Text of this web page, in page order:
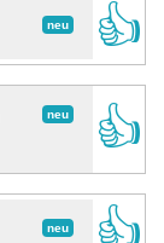
neu
👍
neu
👍
neu
👍